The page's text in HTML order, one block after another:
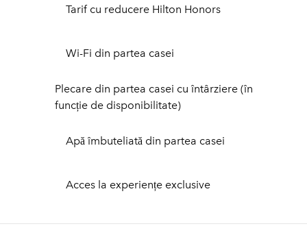
Tarif cu reducere Hilton Honors
Wi-Fi din partea casei
Plecare din partea casei cu întârziere (în
funcție de disponibilitate)
Apă îmbuteliată din partea casei
Acces la experiențe exclusive